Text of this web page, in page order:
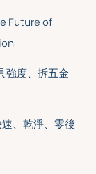
Future of
強度、拆五金
、乾淨、零後